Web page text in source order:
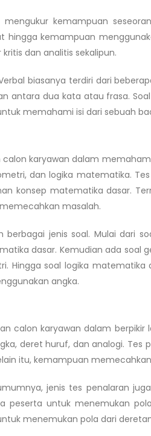
kemampuan
kemampuan
dan analitis sekalipun.
biasanya terdiri dari
antara dua kata atau frasa.
memahami isi dari sebuah
karyawan dalam
dan logika matematika.
konsep matematika dasar.
masalah.
berbagai jenis soal. Mulai dari
dasar. Kemudian ada soal
Hingga soal logika
angka.
calon karyawan dalam
deret huruf, dan analogi.
itu, kemampuan
jenis tes penalaran
peserta untuk menemukan
menemukan pola dari